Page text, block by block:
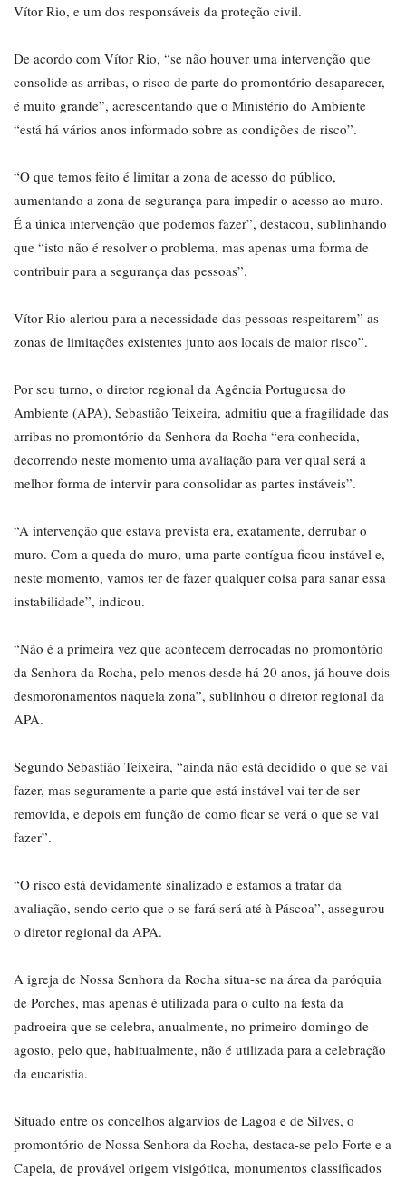
Vítor Rio, e um dos responsáveis da proteção civil.
De acordo com Vítor Rio, “se não houver uma intervenção que
consolide as arribas, o risco de parte do promontório desaparecer,
é muito grande”, acrescentando que o Ministério do Ambiente
“está há vários anos informado sobre as condições de risco”.
“O que temos feito é limitar a zona de acesso do público,
aumentando a zona de segurança para impedir o acesso ao muro.
É a única intervenção que podemos fazer”, destacou, sublinhando
que “isto não é resolver o problema, mas apenas uma forma de
contribuir para a segurança das pessoas”.
Vítor Rio alertou para a necessidade das pessoas respeitarem” as
zonas de limitações existentes junto aos locais de maior risco”.
Por seu turno, o diretor regional da Agência Portuguesa do
Ambiente (APA), Sebastião Teixeira, admitiu que a fragilidade das
arribas no promontório da Senhora da Rocha “era conhecida,
decorrendo neste momento uma avaliação para ver qual será a
melhor forma de intervir para consolidar as partes instáveis”.
“A intervenção que estava prevista era, exatamente, derrubar o
muro. Com a queda do muro, uma parte contígua ficou instável e,
neste momento, vamos ter de fazer qualquer coisa para sanar essa
instabilidade”, indicou.
“Não é a primeira vez que acontecem derrocadas no promontório
da Senhora da Rocha, pelo menos desde há 20 anos, já houve dois
desmoronamentos naquela zona”, sublinhou o diretor regional da
APA.
Segundo Sebastião Teixeira, “ainda não está decidido o que se vai
fazer, mas seguramente a parte que está instável vai ter de ser
removida, e depois em função de como ficar se verá o que se vai
fazer”.
“O risco está devidamente sinalizado e estamos a tratar da
avaliação, sendo certo que o se fará será até à Páscoa”, assegurou
o diretor regional da APA.
A igreja de Nossa Senhora da Rocha situa-se na área da paróquia
de Porches, mas apenas é utilizada para o culto na festa da
padroeira que se celebra, anualmente, no primeiro domingo de
agosto, pelo que, habitualmente, não é utilizada para a celebração
da eucaristia.
Situado entre os concelhos algarvios de Lagoa e de Silves, o
promontório de Nossa Senhora da Rocha, destaca-se pelo Forte e a
Capela, de provável origem visigótica, monumentos classificados